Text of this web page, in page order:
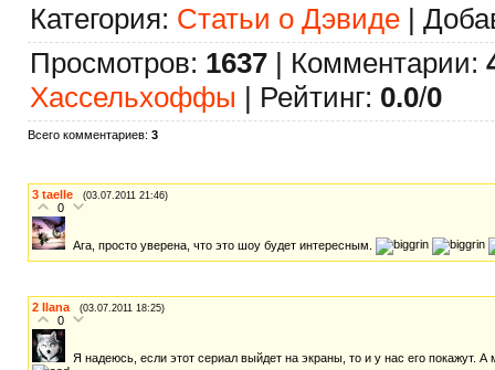
Категория: Статьи о Дэвиде |
Просмотров: 1637 | Комментарии:
Хассельхоффы | Рейтинг: 0.0/0
Всего комментариев: 3
3 taelle (03.07.2011 21:46)
0
Ага, просто уверена, что это шоу будет интересным.
2 Ilana (03.07.2011 18:25)
0
Я надеюсь, если этот сериал выйдет на экраны, то и у нас его покажут.